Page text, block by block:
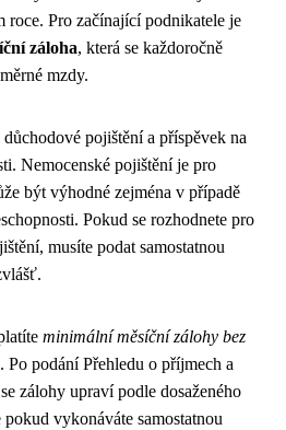
roce. Pro začínající podnikatele je
záloha, která se každoročně
mzdy.
pojištění a příspěvek na
Nemocenské pojištění je pro
být výhodné zejména v případě
Pokud se rozhodnete pro
musíte podat samostatnou
minimální měsíční zálohy bez
. Po podání Přehledu o příjmech a
zálohy upraví podle dosaženého
vykonáváte samostatnou